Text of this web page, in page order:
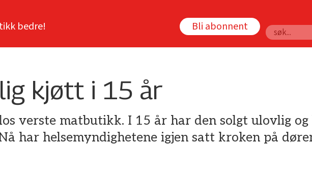
bedre! Bli abonnent
Søk
kjøtt i 15 år
verste matbutikk. I 15 år har den solgt ulovlig
har helsemyndighetene igjen satt kroken på